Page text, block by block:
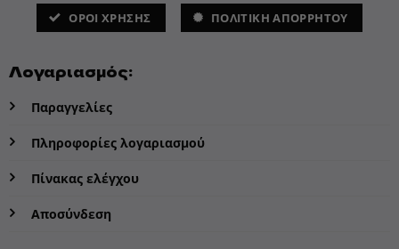
ΌΡΟΙ ΧΡΗΣΗΣ ΠΟΛΙΤΙΚΗ ΑΠΟΡΡΗΤΟΥ
Λογαριασμός:
Παραγγελίες
Πληροφορίες λογαριασμού
Πίνακας ελέγχου
Αποσύνδεση